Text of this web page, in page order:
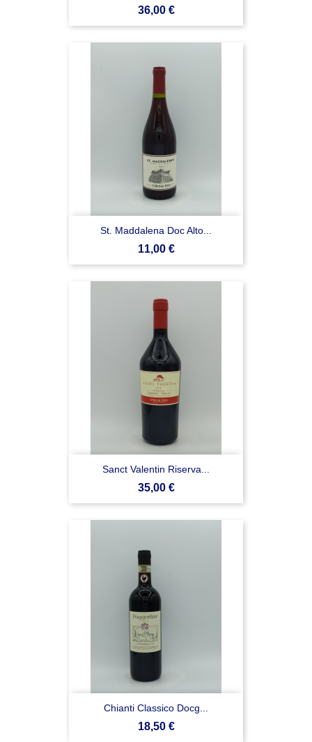
Prezzo
36,00 €
St. Maddalena Doc Alto...
Prezzo
11,00 €
Sanct Valentin Riserva...
Prezzo
35,00 €
Chianti Classico Docg...
Prezzo
18,50 €